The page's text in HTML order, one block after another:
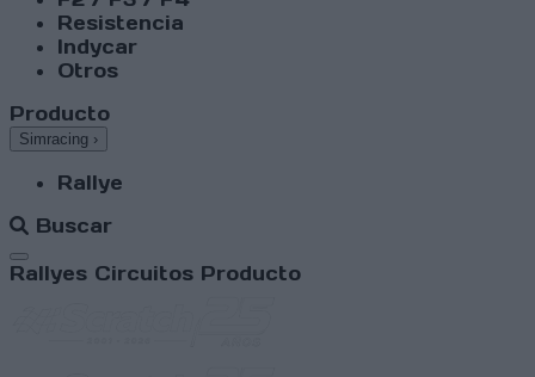
Resistencia
Indycar
Otros
Producto
Simracing ›
Rallye
Buscar
Abrir menú
Rallyes Circuitos Producto